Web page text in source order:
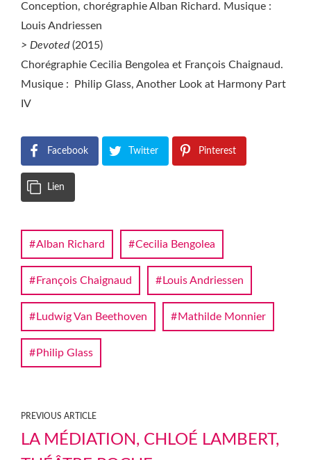
Conception, chorégraphie Alban Richard. Musique :
Louis Andriessen
> Devoted(2015)
Chorégraphie Cecilia Bengolea et François Chaignaud.
Musique : Philip Glass, Another Look at Harmony Part
IV
Facebook Twitter Pinterest
Lien
Alban Richard Cecilia Bengolea
François Chaignaud Louis Andriessen
Ludwig Van Beethoven Mathilde Monnier
Philip Glass
PREVIOUS ARTICLE
LA MÉDIATION, CHLOÉ LAMBERT,